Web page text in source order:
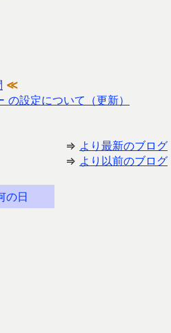
≪
設定について（更新）
⇒ より最新のブログ
⇒ より以前のブログ
の日